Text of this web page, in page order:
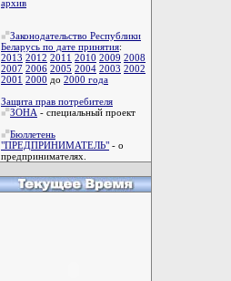
архив
Законодательство Республики
Беларусь по дате принятия:
2013 2012 2011 2010 2009 2008
2007 2006 2005 2004 2003 2002
2001 2000 до 2000 года
Защита прав потребителя
ЗОНА - специальный проект
Бюллетень
"ПРЕДПРИНИМАТЕЛЬ" - о
предпринимателях.